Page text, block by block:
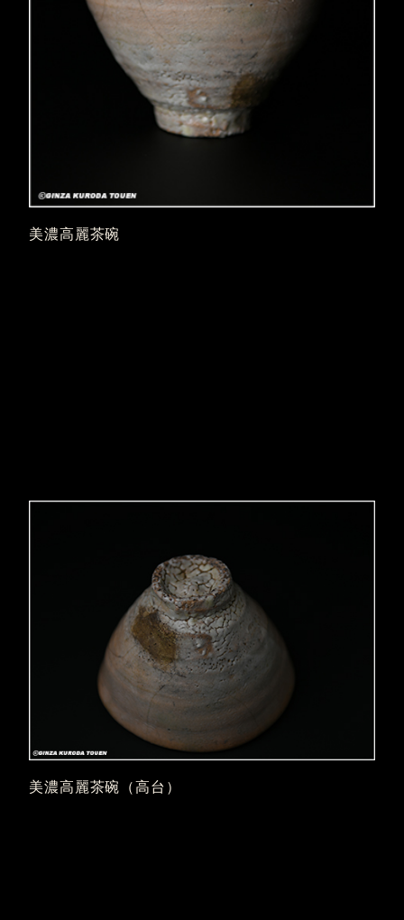
美濃高麗茶碗
美濃高麗茶碗（高台）